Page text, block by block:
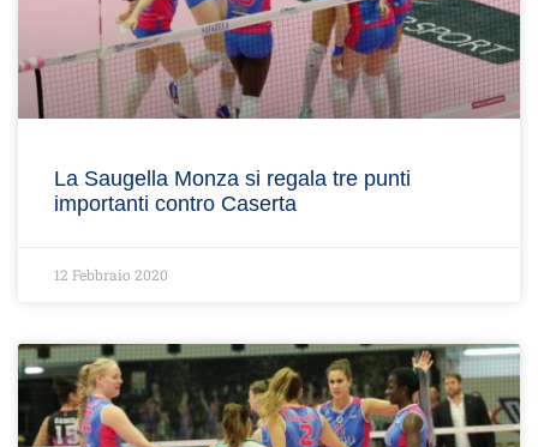
La Saugella Monza si regala tre punti
importanti contro Caserta
12 Febbraio 2020